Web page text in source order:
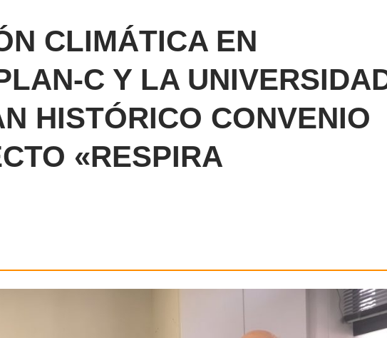
CLIMÁTICA EN
C Y LA
HISTÓRICO CONVENIO
«RESPIRA